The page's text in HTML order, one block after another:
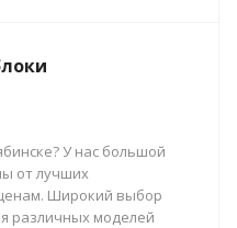
У нас большой
от лучших
Широкий выбор
различных моделей